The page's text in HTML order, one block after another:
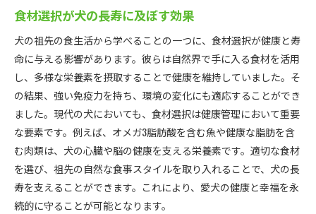
愛犬の健康を守る自然食の秘密
犬の体質に合った自然食の選び方
犬の祖先の食事が教える健康維持のポイント
健康維持に必要な食事の基本
祖先の知恵を生かした犬の健康管理法
犬の免疫力を高める食事法
祖先の食事法が教える健康維持の秘訣
犬の体調改善に役立つ食材選び
愛犬の健康を支える食生活のポイント
食材選択が犬の長寿に及ぼす効果
犬の祖先の食生活から学べることの一つに、食材選択が健康と寿
命に与える影響があります。彼らは自然界で手に入る食材を活用
し、多様な栄養素を摂取することで健康を維持していました。そ
の結果、強い免疫力を持ち、環境の変化にも適応することができ
ました。現代の犬においても、食材選択は健康管理において重要
な要素です。例えば、オメガ3脂肪酸を含む魚や健康な脂肪を含
む肉類は、犬の心臓や脳の健康を支える栄養素です。適切な食材
を選び、祖先の自然な食事スタイルを取り入れることで、犬の長
寿を支えることができます。これにより、愛犬の健康と幸福を永
続的に守ることが可能となります。